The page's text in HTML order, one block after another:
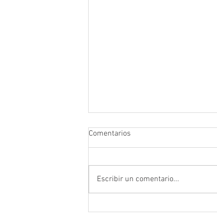
Comentarios
Escribir un comentario...